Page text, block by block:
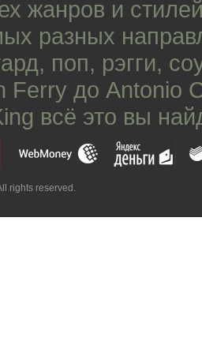
жанров и
разных
, поп, рэгги,
Ferry до Antonio
всё это вы
rights reserved.